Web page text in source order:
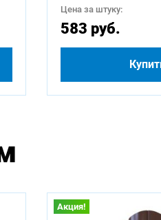
Цена за штуку:
583 руб.
Акция!